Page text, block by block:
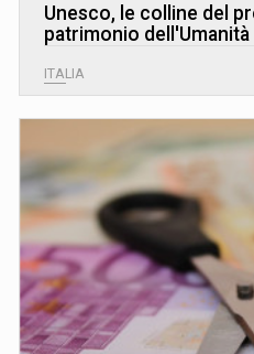
Unesco, le colline del
patrimonio dell'Umanità
ITALIA